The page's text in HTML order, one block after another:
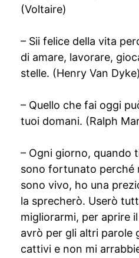
(Voltaire)
– Sii felice della vita
di amare, lavorare,
stelle. (Henry Van Dyke)
– Quello che fai oggi
tuoi domani. (Ralph
– Ogni giorno, quando
sono fortunato perché
sono vivo, ho una
la sprecherò. Userò
migliorarmi, per aprire
avrò per gli altri parole
cattivi e non mi